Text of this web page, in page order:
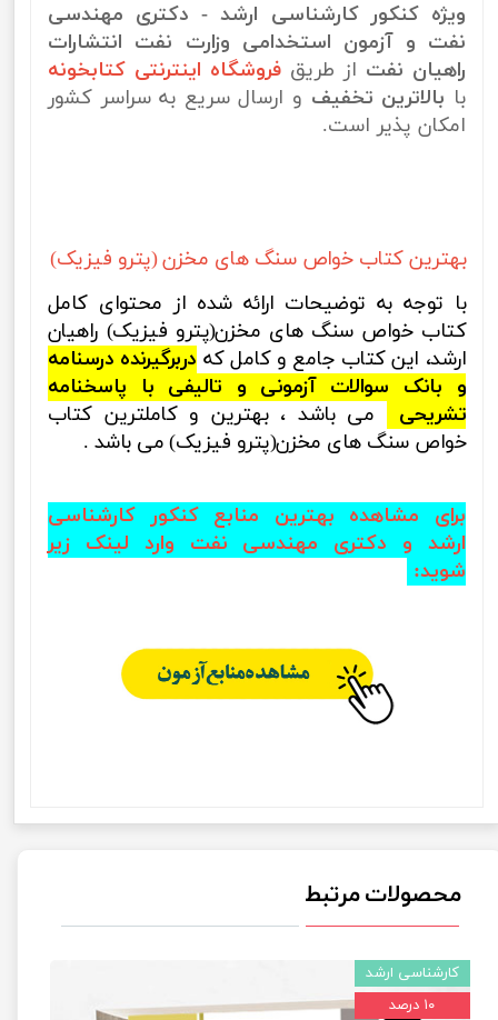
ویژه کنکور کارشناسی ارشد - دکتری مهندسی
نفت و آزمون استخدامی وزارت نفت انتشارات
راهیان نفت از طریق فروشگاه اینترنتی کتابخونه
با بالاترین تخفیف و ارسال سریع به سراسر کشور
امکان پذیر است.
بهترین کتاب خواص سنگ های مخزن (پترو فیزیک)
با توجه به توضیحات ارائه شده از محتوای کامل
کتاب خواص سنگ های مخزن(پترو فیزیک) راهیان
ارشد، این کتاب جامع و کامل که دربرگیرنده درسنامه
و بانک سوالات آزمونی و تالیفی با پاسخنامه
تشریحی
می باشد ، بهترین و کاملترین کتاب
خواص سنگ های مخزن(پترو فیزیک) می باشد .
برای مشاهده بهترین منابع کنکور کارشناسی
ارشد و دکتری مهندسی نفت وارد لینک زیر
شوید:
محصولات مرتبط
کارشناسی ارشد
۱۰ درصد